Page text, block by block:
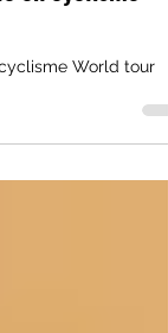
en cyclisme
World tour